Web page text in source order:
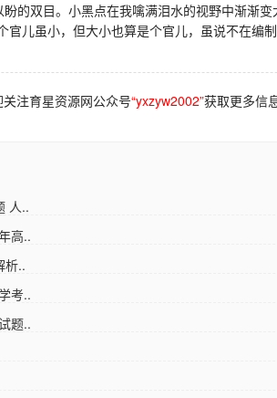
双目。小黑点在我噙满泪水的视野中渐渐
儿虽小，但大小也算是个官儿，虽说不在编
关注育星资源网公众号“yxzyw2002”获取更多信
人..
高..
析..
考..
题..